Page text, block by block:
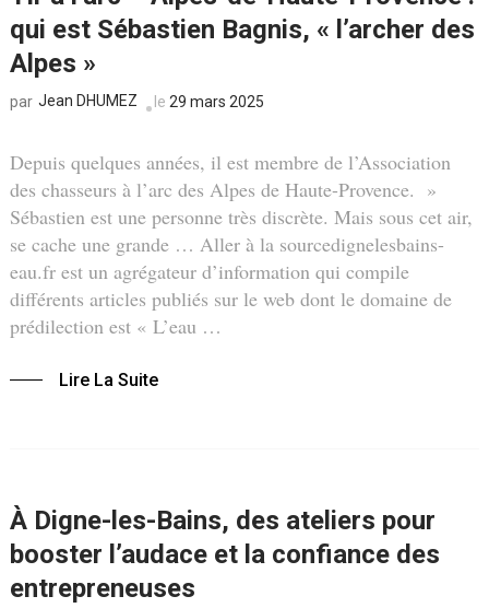
qui est Sébastien Bagnis, « l’archer des
Alpes »
par Jean DHUMEZ le 29 mars 2025
Depuis quelques années, il est membre de l’Association
des chasseurs à l’arc des Alpes de Haute-Provence. »
Sébastien est une personne très discrète. Mais sous cet air,
se cache une grande … Aller à la sourcedignelesbains-
eau.fr est un agrégateur d’information qui compile
différents articles publiés sur le web dont le domaine de
prédilection est « L’eau …
Lire La Suite
À Digne-les-Bains, des ateliers pour
booster l’audace et la confiance des
entrepreneuses